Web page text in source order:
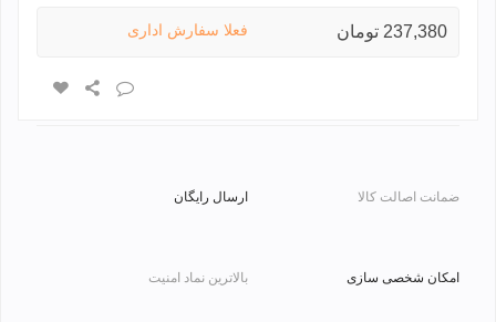
237,380 تومان فعلا سفارش اداری
ضمانت اصالت کالا ارسال رایگان
امکان شخصی سازی بالاترین نماد امنیت